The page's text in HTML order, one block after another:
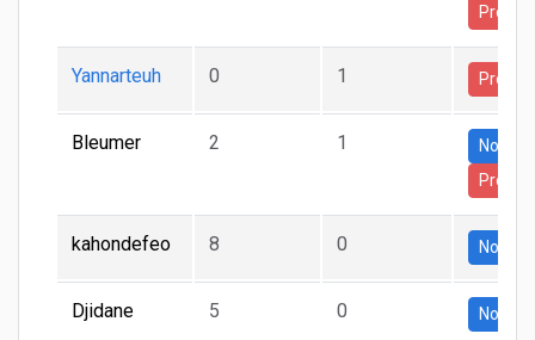
Yannarteuh 0 1
Bleumer 2 1
kahondefeo 8 0
Djidane 5 0